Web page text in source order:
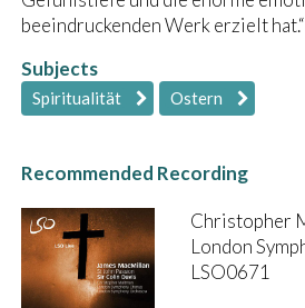
beeindruckenden Werk erzielt hat.“
Subjects
Spiritualität Ostern
Recommended Recording
Christopher
London
LSO0671